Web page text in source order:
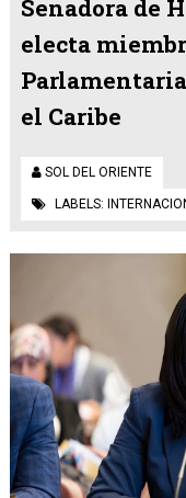
Senadora de
electa
el Caribe
SOL DEL ORIENTE
LABELS: